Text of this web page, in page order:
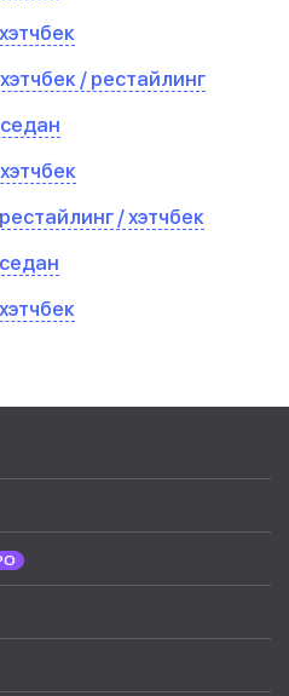
/ рестайлинг
/ хэтчбек